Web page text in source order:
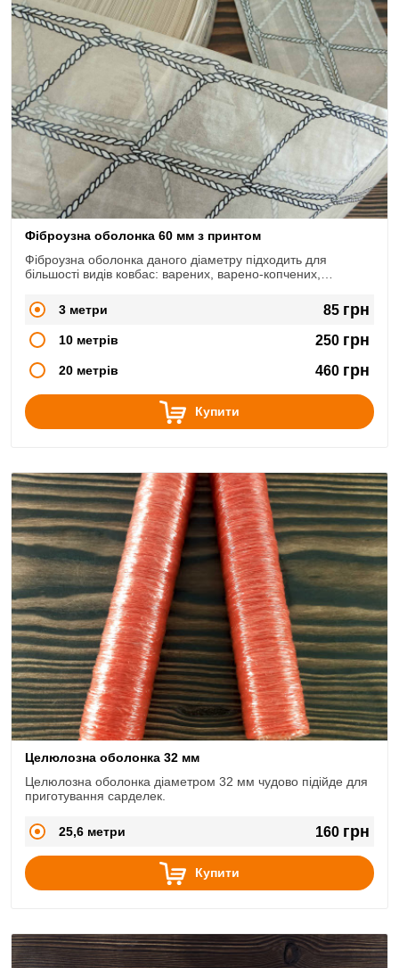
Фіброузна оболонка 60 мм з принтом
Фіброузна оболонка даного діаметру підходить для
більшості видів ковбас: варених, варено-копчених,
3 метри
85 грн
10 метрів 250 грн
20 метрів 460 грн
Купити
Целюлозна оболонка 32 мм
Целюлозна оболонка діаметром 32 мм чудово підійде для
приготування сарделек.
25,6 метри 160 грн
Купити